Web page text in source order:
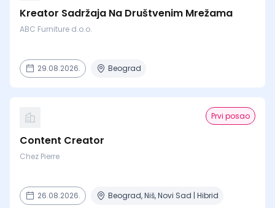
Kreator Sadržaja Na Društvenim Mrežama
ABC Furniture d.o.o.
29.08.2026. Beograd
Prvi posao
Content Creator
Chez Pierre
26.08.2026. Beograd, Niš, Novi Sad | Hibrid